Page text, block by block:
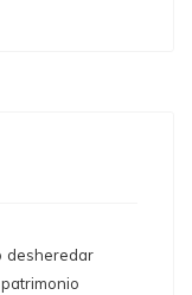
desheredar